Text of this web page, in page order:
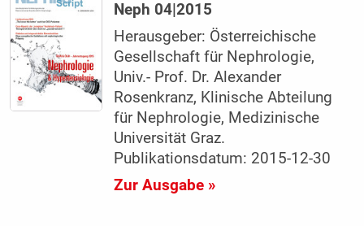
Neph 04|2015
Herausgeber: Österreichische
Gesellschaft für Nephrologie,
Univ.- Prof. Dr. Alexander
Rosenkranz, Klinische Abteilung
für Nephrologie, Medizinische
Universität Graz.
Publikationsdatum: 2015-12-30
Zur Ausgabe »